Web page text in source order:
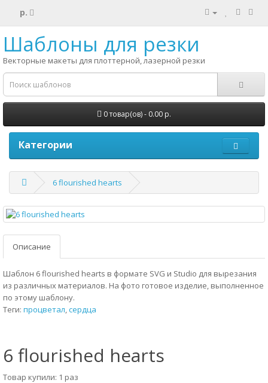
р.
Шаблоны для резки
Векторные макеты для плоттерной, лазерной резки
0 товар(ов) - 0.00 р.
Категории
6 flourished hearts
Описание
Шаблон 6 flourished hearts в формате SVG и Studio для вырезания
из различных материалов. На фото готовое изделие, выполненное
по этому шаблону.
Теги: процветал,сердца
6 flourished hearts
Товар купили: 1 раз